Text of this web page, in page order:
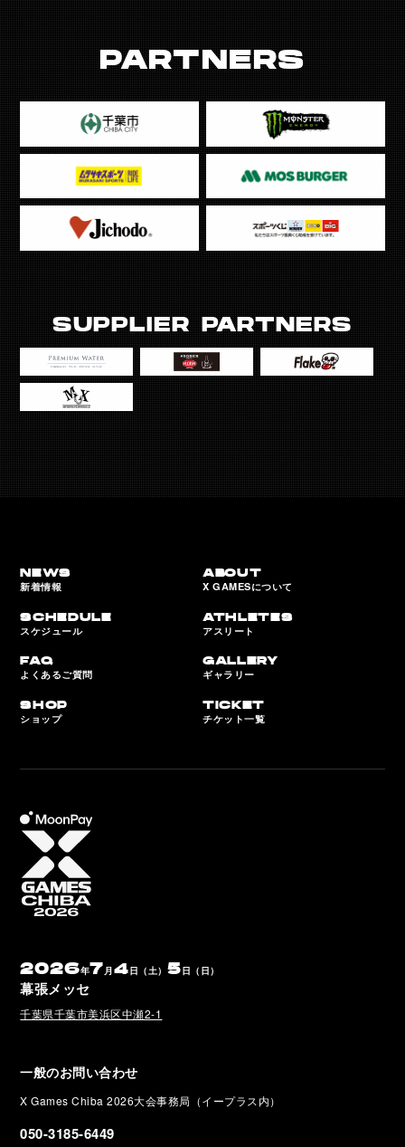
PARTNERS
SUPPLIER PARTNERS
NEWS
新着情報
ABOUT
X GAMESについて
SCHEDULE
スケジュール
ATHLETES
アスリート
FAQ
よくあるご質問
GALLERY
ギャラリー
SHOP
ショップ
TICKET
チケット一覧
2026年7月4日（土） 5日（日）
幕張メッセ
千葉県千葉市美浜区中瀬2-1
一般のお問い合わせ
X Games Chiba 2026大会事務局（イープラス内）
050-3185-6449